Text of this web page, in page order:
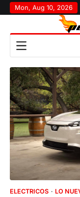
Skip
to
Mon, Aug 10, 2026
ELECTRICOS LO